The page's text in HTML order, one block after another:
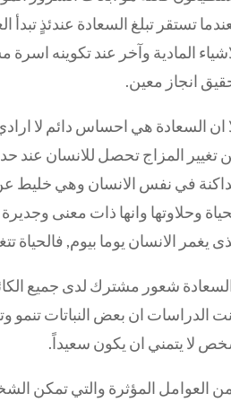
تستقر تبلغ السعادة عندئذٍ
المادية وآخر عند تكوينه
انجاز معين.
ان السعادة هي احساس دائم لا
تغيير المزاج تحصل للانسان عند
في نفس الانسان وهي خليط
وحلاوتها وانها ذات معنى
يغمر الانسان يوما بيوم,
شعور مشترك لدى جميع
الدراسات ان بعض النباتات تنمو
لا يتمني ان يكون سعيداً.
العوامل المؤثرة والتي تمكن